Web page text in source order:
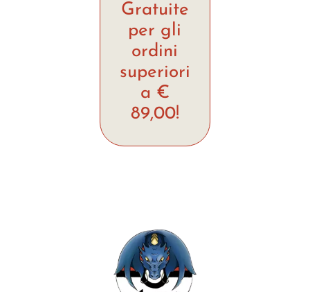
Gratuite
per gli
ordini
superiori
a €
89,00!